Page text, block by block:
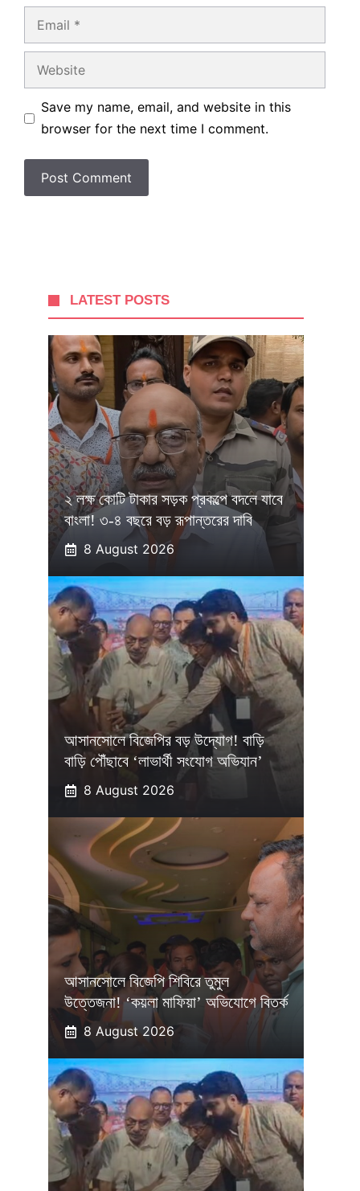
Email
Website
Save my name, email, and website in this
browser for the next time I comment.
LATEST POSTS
২ লক্ষ কোটি টাকার সড়ক প্রকল্পে বদলে যাবে
বাংলা! ৩-৪ বছরে বড় রূপান্তরের দাবি
8 August 2026
আসানসোলে বিজেপির বড় উদ্যোগ! বাড়ি
বাড়ি পৌঁছাবে ‘লাভার্থী সংযোগ অভিযান’
8 August 2026
আসানসোলে বিজেপি শিবিরে তুমুল
উত্তেজনা! ‘কয়লা মাফিয়া’ অভিযোগে বিতর্ক
8 August 2026